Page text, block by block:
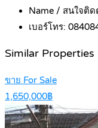
Name / สนใจติ
เบอร์โทร:
Similar Properties
ขาย For Sale
1,650,000฿